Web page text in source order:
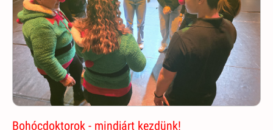
Bohócdoktorok - mindjárt kezdünk!